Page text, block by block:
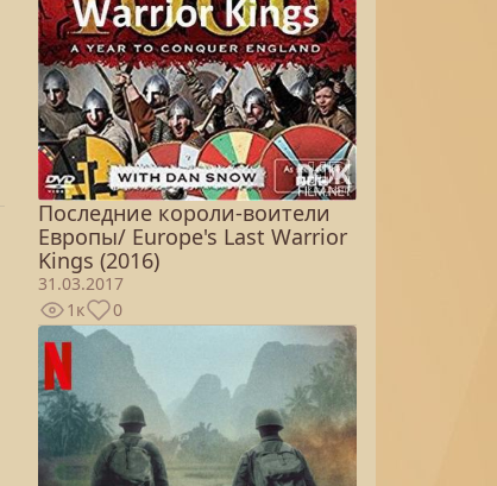
Последние короли-воители
Европы/ Europe's Last Warrior
Kings (2016)
31.03.2017
1к
0